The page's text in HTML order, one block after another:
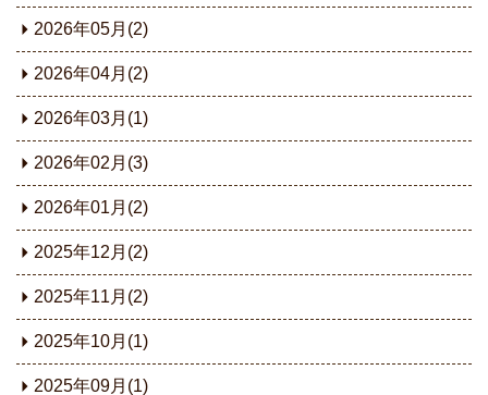
2026年05月(2)
2026年04月(2)
2026年03月(1)
2026年02月(3)
2026年01月(2)
2025年12月(2)
2025年11月(2)
2025年10月(1)
2025年09月(1)